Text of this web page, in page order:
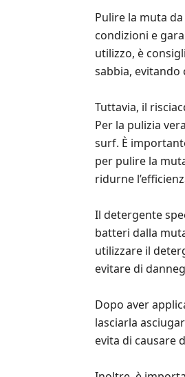
Pulire la muta
condizioni e
utilizzo, è
sabbia, evitando
Tuttavia, il
Per la pulizia
surf. È
per pulire la
ridurne
Il detergente
batteri dalla
utilizzare il
evitare di
Dopo aver
lasciarla
evita di causare